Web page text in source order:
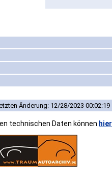
Änderung: 12/28/2023 00:02:19
technischen Daten können hier